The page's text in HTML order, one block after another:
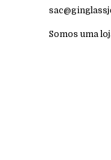
Somos uma